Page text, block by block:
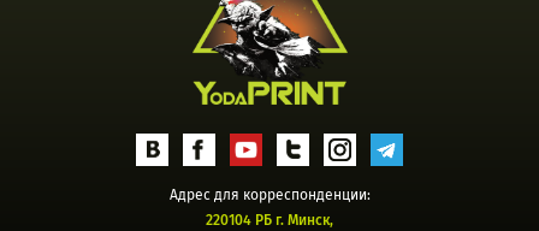
Адрес для корреспонденции:
220104 РБ г. Минск,